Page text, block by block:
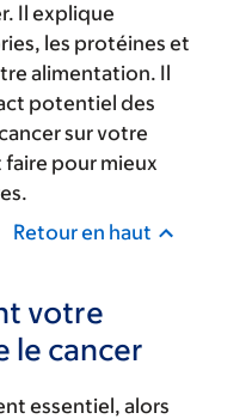
Il explique
les protéines et
alimentation. Il
potentiel des
sur votre
pour mieux
Retour en haut
votre
le cancer
essentiel, alors